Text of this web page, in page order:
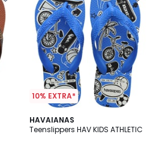
10% EXTRA*
HAVAIANAS
Teenslippers HAV KIDS ATHLETIC